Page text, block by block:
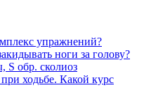
упражнений?
ноги за голову?
S обр. сколиоз
ходьбе. Какой курс